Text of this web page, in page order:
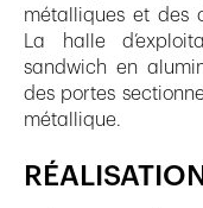
métalliques et des
La halle
sandwich en
des portes
métallique.
RÉALISATION